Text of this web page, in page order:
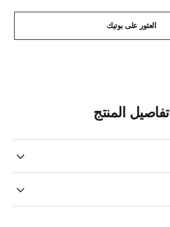
العثور على بوتيك
تفاصيل المنتج